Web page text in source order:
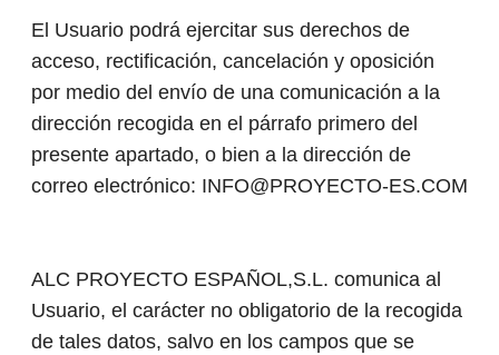
El Usuario podrá ejercitar sus derechos de
acceso, rectificación, cancelación y oposición
por medio del envío de una comunicación a la
dirección recogida en el párrafo primero del
presente apartado, o bien a la dirección de
correo electrónico: INFO@PROYECTO-ES.COM
ALC PROYECTO ESPAÑOL,S.L. comunica al
Usuario, el carácter no obligatorio de la recogida
de tales datos, salvo en los campos que se